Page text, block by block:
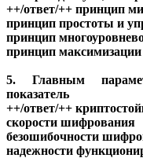
++/ответ/++ принцип
принцип простоты и
принцип
принцип
5. Главным
показатель
++/ответ/++
скорости шифрования
безошибочности
надежности